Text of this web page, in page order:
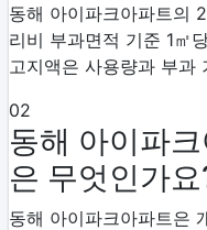
동해 아이파크아파트의
리비 부과면적 기준 1㎡
고지액은 사용량과 부과
02
동해 아이파
은 무엇인가요
동해 아이파크아파트은